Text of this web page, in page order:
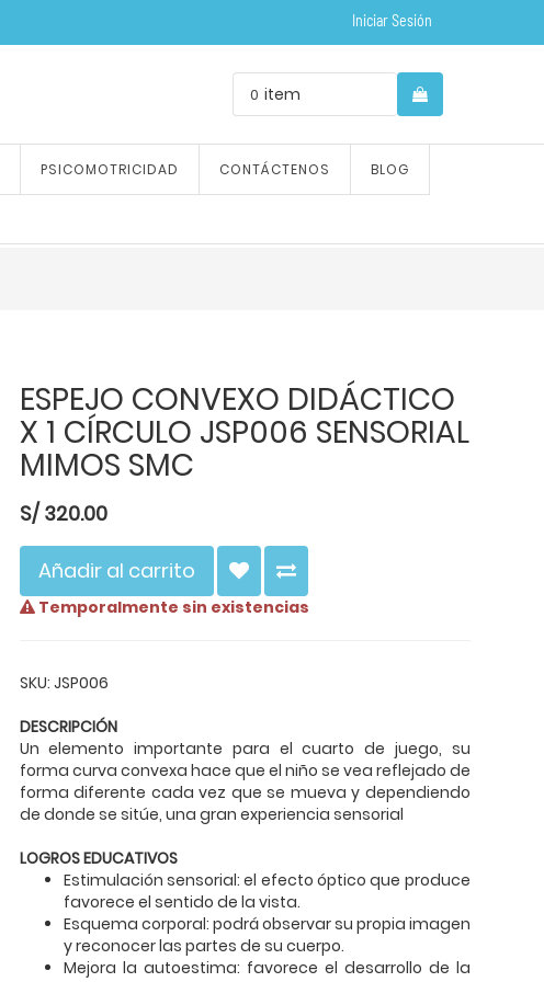
Iniciar Sesión
0 item
PSICOMOTRICIDAD CONTÁCTENOS BLOG
ESPEJO CONVEXO DIDÁCTICO
X 1 CÍRCULO JSP006 SENSORIAL
MIMOS SMC
S/ 320.00
Añadir al carrito
Temporalmente sin existencias
SKU: JSP006
DESCRIPCIÓN
Un elemento importante para el cuarto de juego, su
forma curva convexa hace que el niño se vea reflejado de
forma diferente cada vez que se mueva y dependiendo
de donde se sitúe, una gran experiencia sensorial
LOGROS EDUCATIVOS
Estimulación sensorial: el efecto óptico que produce
favorece el sentido de la vista.
Esquema corporal: podrá observar su propia imagen
y reconocer las partes de su cuerpo.
Mejora la autoestima: favorece el desarrollo de la